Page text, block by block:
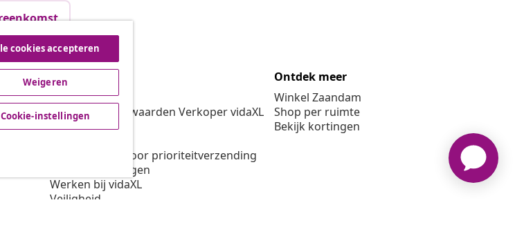
vidaXL
Over vidaXL
Algemene voorwaarden Verkoper vidaXL
Privacybeleid
Voorwaarden voor prioriteitverzending
Cookie-instellingen
Werken bij vidaXL
Veiligheid
Ontdek meer
Winkel Zaandam
Shop per ruimte
Bekijk kortingen
cookies accepteren
Weigeren
Cookie-instellingen